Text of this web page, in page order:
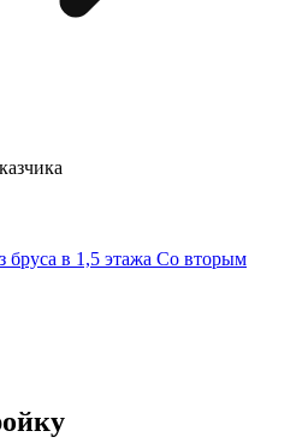
бруса в 1,5 этажа Со вторым